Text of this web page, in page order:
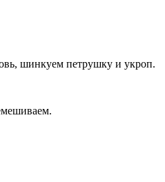
шинкуем петрушку и укроп.